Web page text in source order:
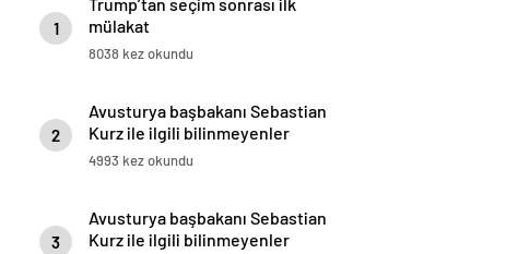
1
mülakat
8038 kez okundu
2
Avusturya başbakanı Sebastian
Kurz ile ilgili bilinmeyenler
4993 kez okundu
3
Avusturya başbakanı Sebastian
Kurz ile ilgili bilinmeyenler